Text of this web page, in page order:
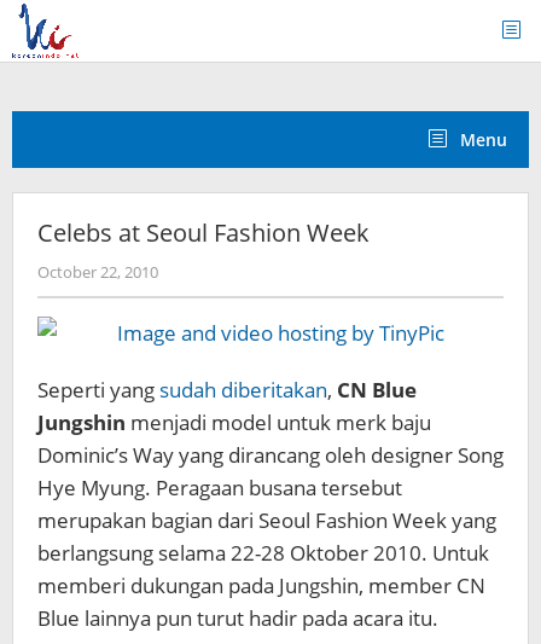
Skip
content
Menu
Celebs at Seoul Fashion Week
October 22, 2010by
Koreanindo
Seperti yang sudah diberitakan, CN Blue
Jungshin menjadi model untuk merk baju
Dominic’s Way yang dirancang oleh designer Song
Hye Myung. Peragaan busana tersebut
merupakan bagian dari Seoul Fashion Week yang
berlangsung selama 22-28 Oktober 2010. Untuk
memberi dukungan pada Jungshin, member CN
Blue lainnya pun turut hadir pada acara itu.